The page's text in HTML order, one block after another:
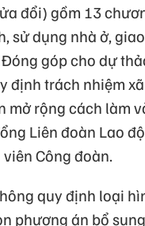
đổi) gồm 13
sử dụng nhà ở,
góp cho dự
định trách nhiệm
mở rộng cách làm
Liên đoàn Lao
Công đoàn.
quy định loại
phương án bổ